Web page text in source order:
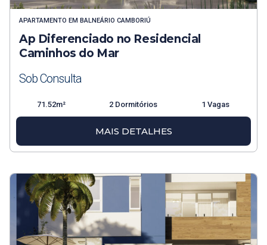
APARTAMENTO EM BALNEÁRIO CAMBORIÚ
Ap Diferenciado no Residencial
Caminhos do Mar
Sob Consulta
71.52m² 2 Dormitórios 1 Vagas
MAIS DETALHES